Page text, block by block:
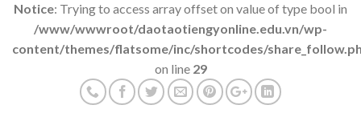
Notice: Trying to access array offset on value of type bool in
/www/wwwroot/daotaotiengyonline.edu.vn/wp-
content/themes/flatsome/inc/shortcodes/
on line 29